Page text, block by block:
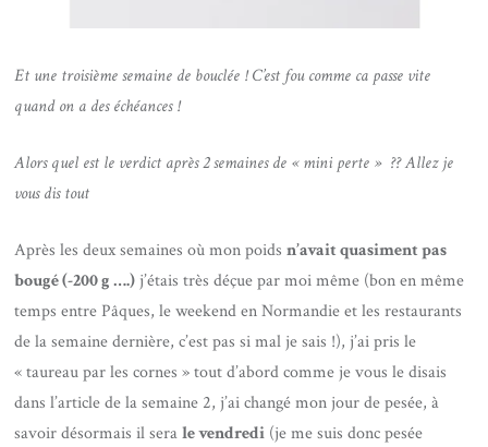
Et une troisième semaine de bouclée ! C’est fou comme ca passe vite
quand on a des échéances !
Alors quel est le verdict après 2 semaines de « mini perte » ?? Allez je
vous dis tout
Après les deux semaines où mon poidsn’avait quasiment pas
bougé (-200 g ….) j’étais très déçue par moi même (bon en même
temps entre Pâques, le weekend en Normandie et les restaurants
de la semaine dernière, c’est pas si mal je sais !), j’ai pris le
« taureau par les cornes » tout d’abord comme je vous le disais
dans l’article de la semaine 2, j’ai changé mon jour de pesée, à
savoir désormais il serale vendredi (je me suis donc pesée